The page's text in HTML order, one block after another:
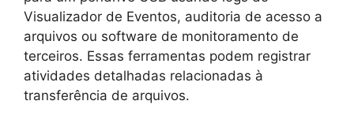
Visualizador de Eventos, auditoria de acesso a
arquivos ou software de monitoramento de
terceiros. Essas ferramentas podem registrar
atividades detalhadas relacionadas à
transferência de arquivos.